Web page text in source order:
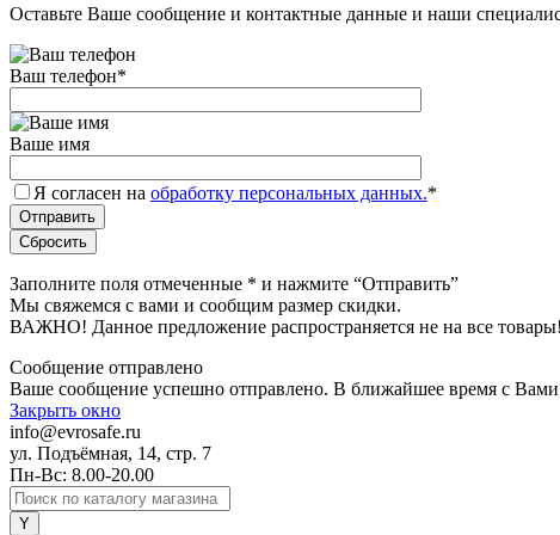
Оставьте Ваше сообщение и контактные данные и наши
Ваш телефон*
Ваше имя
Я согласен на обработку персональных данных.*
Заполните поля отмеченные * и нажмите “Отправить”
Мы свяжемся с вами и сообщим размер скидки.
ВАЖНО! Данное предложение распространяется не на все товары!
Сообщение отправлено
Ваше сообщение успешно отправлено. В ближайшее время с Вами
Закрыть окно
info@evrosafe.ru
ул. Подъёмная, 14, стр. 7
Пн-Вс: 8.00-20.00